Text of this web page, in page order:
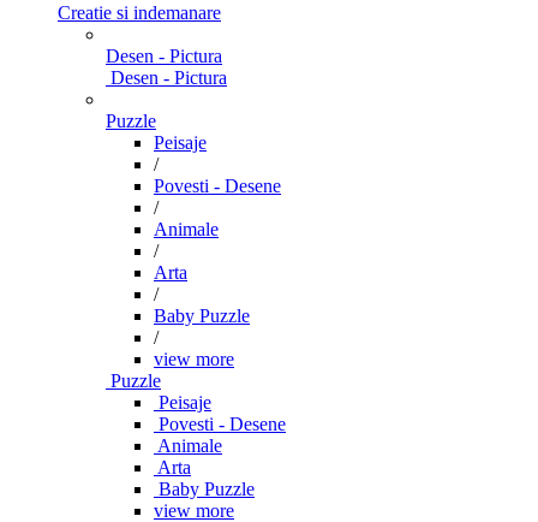
Creatie si indemanare
Desen - Pictura
Desen - Pictura
Puzzle
Peisaje
/
Povesti - Desene
/
Animale
/
Arta
/
Baby Puzzle
/
view more
Puzzle
Peisaje
Povesti - Desene
Animale
Arta
Baby Puzzle
view more